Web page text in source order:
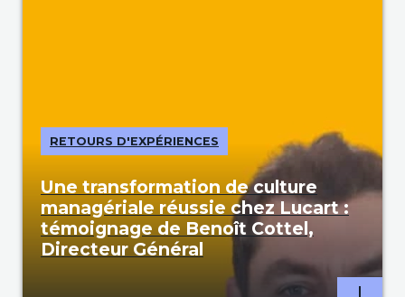
RETOURS D'EXPÉRIENCES
Une transformation de culture
managériale réussie chez Lucart :
témoignage de Benoît Cottel,
Directeur Général